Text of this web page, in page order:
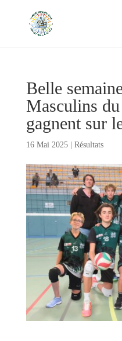
Belle
Masculins
gagnent sur
16 Mai 2025| Résultats